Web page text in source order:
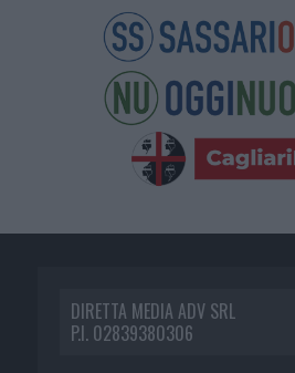
DIRETTA MEDIA ADV SRL
P.I. 02839380306